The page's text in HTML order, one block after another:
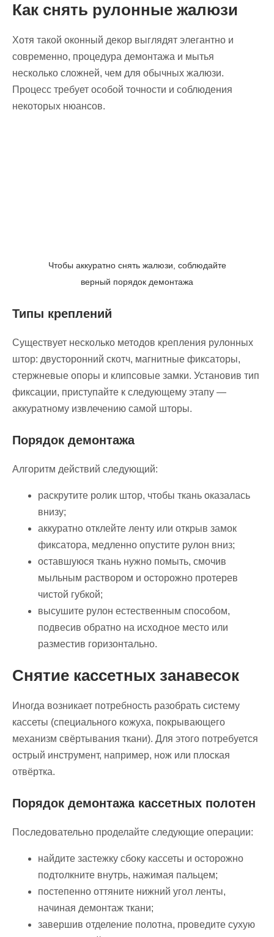
Как снять рулонные жалюзи
Хотя такой оконный декор выглядят элегантно и
современно, процедура демонтажа и мытья
несколько сложней, чем для обычных жалюзи.
Процесс требует особой точности и соблюдения
некоторых нюансов.
Чтобы аккуратно снять жалюзи, соблюдайте
верный порядок демонтажа
Типы креплений
Существует несколько методов крепления рулонных
штор: двусторонний скотч, магнитные фиксаторы,
стержневые опоры и клипсовые замки. Установив тип
фиксации, приступайте к следующему этапу —
аккуратному извлечению самой шторы.
Порядок демонтажа
Алгоритм действий следующий:
раскрутите ролик штор, чтобы ткань оказалась
внизу;
аккуратно отклейте ленту или открыв замок
фиксатора, медленно опустите рулон вниз;
оставшуюся ткань нужно помыть, смочив
мыльным раствором и осторожно протерев
чистой губкой;
высушите рулон естественным способом,
подвесив обратно на исходное место или
разместив горизонтально.
Снятие кассетных занавесок
Иногда возникает потребность разобрать систему
кассеты (специального кожуха, покрывающего
механизм свёртывания ткани). Для этого потребуется
острый инструмент, например, нож или плоская
отвёртка.
Порядок демонтажа кассетных полотен
Последовательно проделайте следующие операции:
найдите застежку сбоку кассеты и осторожно
подтолкните внутрь, нажимая пальцем;
постепенно оттяните нижний угол ленты,
начиная демонтаж ткани;
завершив отделение полотна, проведите сухую